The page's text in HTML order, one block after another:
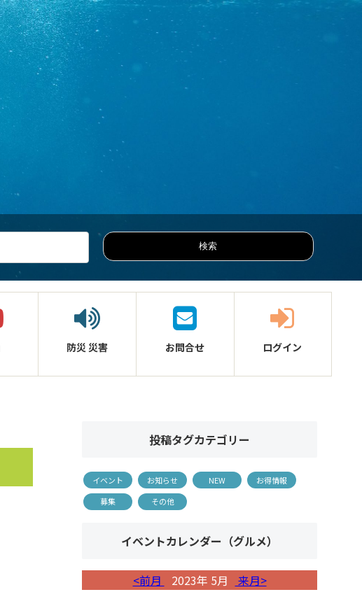
防災災害 お問合せ ログイン
投稿タグカテゴリー
イベント お知らせ NEW
お得情報
募集
その他
イベントカレンダー（グルメ）
<前月 2023年 5月 来月>